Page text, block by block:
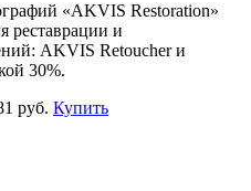
«AKVIS Restoration»
реставрации и
AKVIS Retoucher и
30%.
руб. Купить